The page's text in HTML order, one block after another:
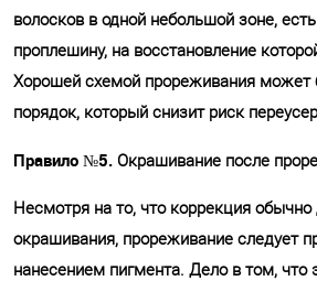
волосков в одной небольшой зоне,
проплешину, на восстановление
Хорошей схемой прореживания
порядок, который снизит риск
Правило №5. Окрашивание после
Несмотря на то, что коррекция
окрашивания, прореживание следует
нанесением пигмента. Дело в том, что